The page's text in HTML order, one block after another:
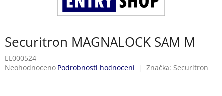
Securitron MAGNALOCK SAM M
EL000524
Průměrné
Neohodnoceno Podrobnosti hodnocení Značka: Securitron